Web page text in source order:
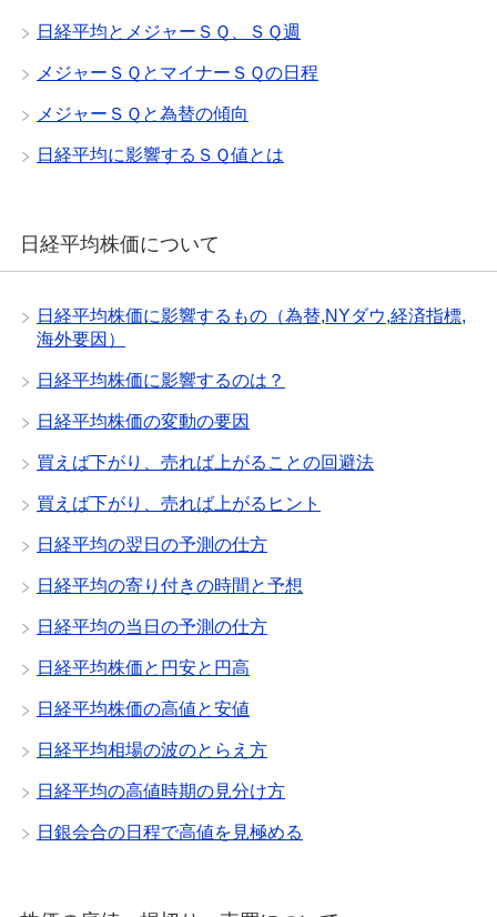
日経平均とメジャーＳＱ、ＳＱ週
メジャーＳＱとマイナーＳＱの日程
メジャーＳＱと為替の傾向
日経平均に影響するＳＱ値とは
日経平均株価について
日経平均株価に影響するもの（為替,NYダウ,経済指標,
海外要因）
日経平均株価に影響するのは？
日経平均株価の変動の要因
買えば下がり、売れば上がることの回避法
買えば下がり、売れば上がるヒント
日経平均の翌日の予測の仕方
日経平均の寄り付きの時間と予想
日経平均の当日の予測の仕方
日経平均株価と円安と円高
日経平均株価の高値と安値
日経平均相場の波のとらえ方
日経平均の高値時期の見分け方
日銀会合の日程で高値を見極める